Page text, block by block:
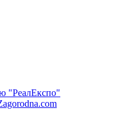
"РеалЕкспо"